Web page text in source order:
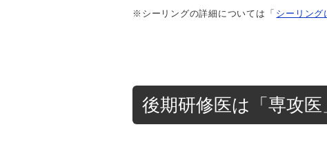
※シーリングの詳細については「 シーリング
後期研修医は「専攻医